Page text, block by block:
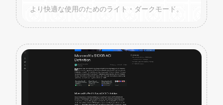
より快適な使用のためのライト・ダークモード。